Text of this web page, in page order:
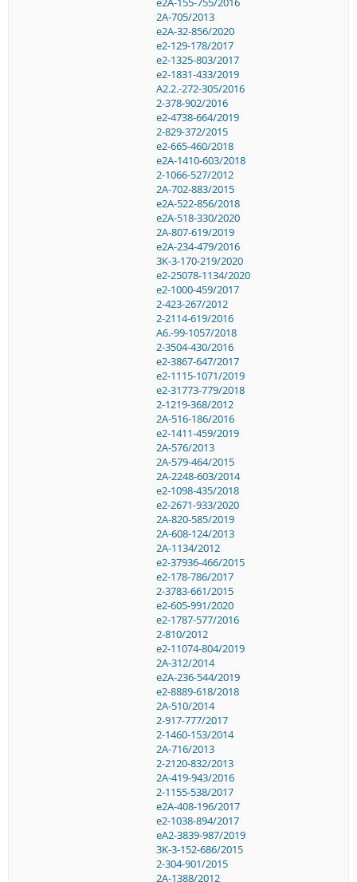
2A-705/2013
e2A-32-856/2020
e2-129-178/2017
e2-1325-803/2017
e2-1831-433/2019
A2.2.-272-305/2016
2-378-902/2016
e2-4738-664/2019
2-829-372/2015
e2-665-460/2018
e2A-1410-603/2018
2-1066-527/2012
2A-702-883/2015
e2A-522-856/2018
e2A-518-330/2020
2A-807-619/2019
e2A-234-479/2016
3K-3-170-219/2020
e2-25078-1134/2020
e2-1000-459/2017
2-423-267/2012
2-2114-619/2016
A6.-99-1057/2018
2-3504-430/2016
e2-3867-647/2017
e2-1115-1071/2019
e2-31773-779/2018
2-1219-368/2012
2A-516-186/2016
e2-1411-459/2019
2A-576/2013
2A-579-464/2015
2A-2248-603/2014
e2-1098-435/2018
e2-2671-933/2020
2A-820-585/2019
2A-608-124/2013
2A-1134/2012
e2-37936-466/2015
e2-178-786/2017
2-3783-661/2015
e2-605-991/2020
e2-1787-577/2016
2-810/2012
e2-11074-804/2019
2A-312/2014
e2A-236-544/2019
e2-8889-618/2018
2A-510/2014
2-917-777/2017
2-1460-153/2014
2A-716/2013
2-2120-832/2013
2A-419-943/2016
2-1155-538/2017
e2A-408-196/2017
e2-1038-894/2017
eA2-3839-987/2019
3K-3-152-686/2015
2-304-901/2015
2A-1388/2012